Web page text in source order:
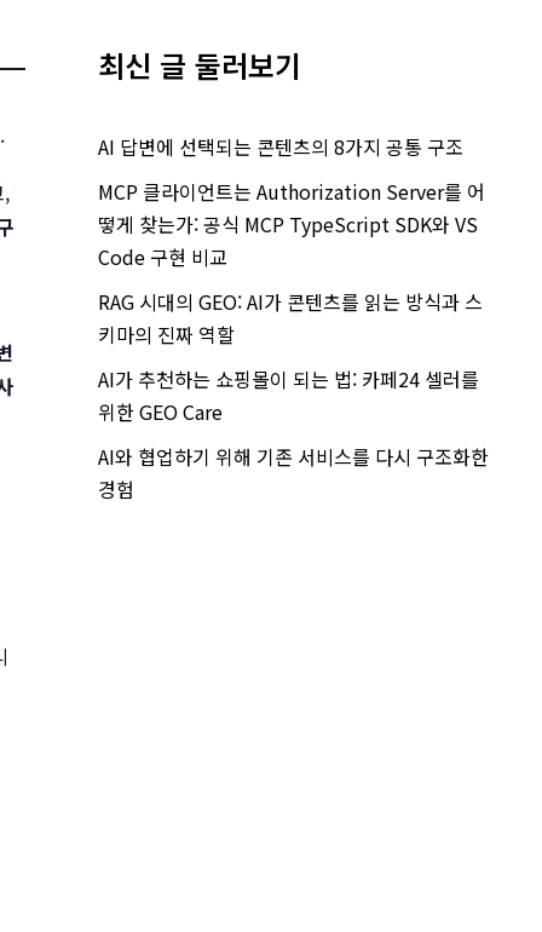
,
최신 글 둘러보기
AI 답변에 선택되는 콘텐츠의 8가지 공통 구조
MCP 클라이언트는 Authorization Server를 어
떻게 찾는가: 공식 MCP TypeScript SDK와 VS
Code 구현 비교
RAG 시대의 GEO: AI가 콘텐츠를 읽는 방식과 스
키마의 진짜 역할
AI가 추천하는 쇼핑몰이 되는 법: 카페24 셀러를
위한 GEO Care
AI와 협업하기 위해 기존 서비스를 다시 구조화한
경험